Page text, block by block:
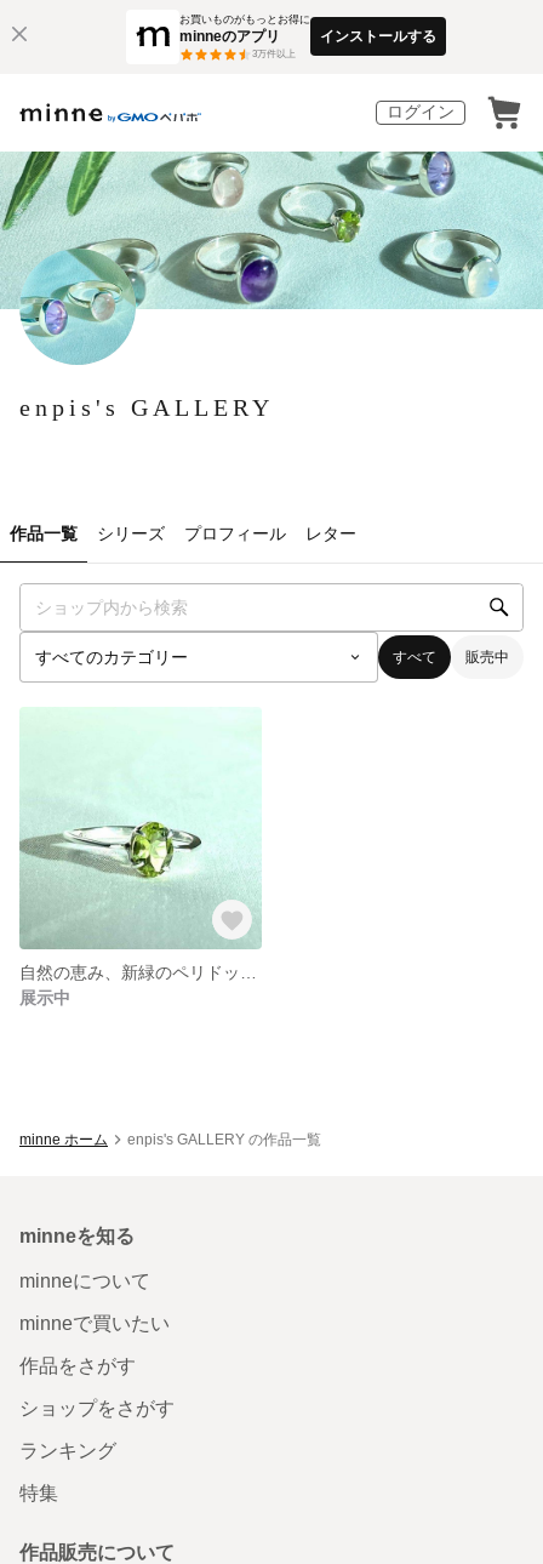
お買いものがもっとお得に
minneのアプリ
3万件以上
インストールする
ログイン
enpis's GALLERY
作品一覧 シリーズ プロフィール レター
すべて 販売中
展示中
minne ホーム enpis's GALLERY の作品一覧
minneを知る
minneについて
minneで買いたい
作品をさがす
ショップをさがす
ランキング
特集
作品販売について